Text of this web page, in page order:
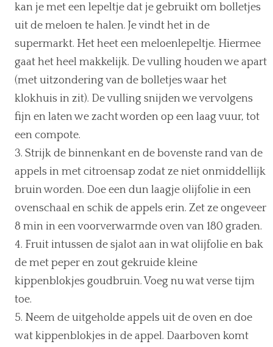
kan je met een lepeltje dat je gebruikt om bolletjes
uit de meloen te halen. Je vindt het in de
supermarkt. Het heet een meloenlepeltje. Hiermee
gaat het heel makkelijk. De vulling houden we apart
(met uitzondering van de bolletjes waar het
klokhuis in zit). De vulling snijden we vervolgens
fijn en laten we zacht worden op een laag vuur, tot
een compote.
Strijk de binnenkant en de bovenste rand van de
appels in met citroensap zodat ze niet onmiddellijk
bruin worden. Doe een dun laagje olijfolie in een
ovenschaal en schik de appels erin. Zet ze ongeveer
8 min in een voorverwarmde oven van 180 graden.
Fruit intussen de sjalot aan in wat olijfolie en bak
de met peper en zout gekruide kleine
kippenblokjes goudbruin. Voeg nu wat verse tijm
toe.
Neem de uitgeholde appels uit de oven en doe
wat kippenblokjes in de appel. Daarboven komt